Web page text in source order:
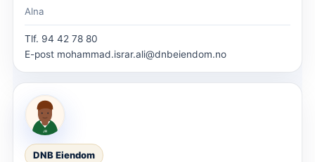
Alna
Tlf. 94 42 78 80
E-post mohammad.israr.ali@dnbeiendom.no
DNB Eiendom